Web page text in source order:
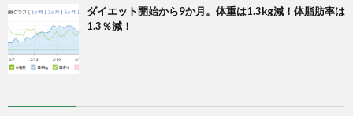
ダイエット開始から9か月。体重は1.3kg減！体脂肪率は
1.3％減！